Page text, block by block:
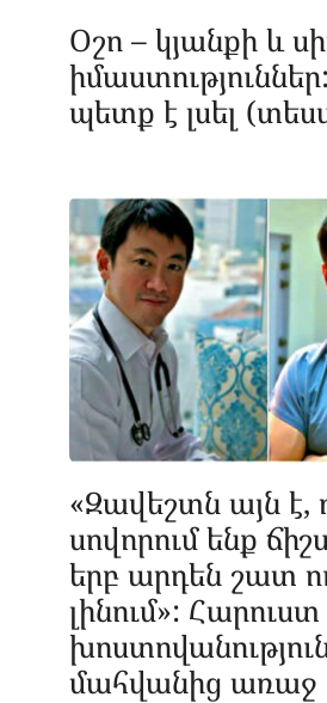
Օշո – կյանքի և
պետք է լսել
«Զավեշտն այն է,
սովորում ենք
երբ արդեն շատ
լինում»:
մահվանից առաջ